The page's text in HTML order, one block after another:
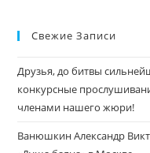
Свежие Записи
Друзья, до битвы
конкурсные
членами нашего жюри!
Ванюшкин Александр